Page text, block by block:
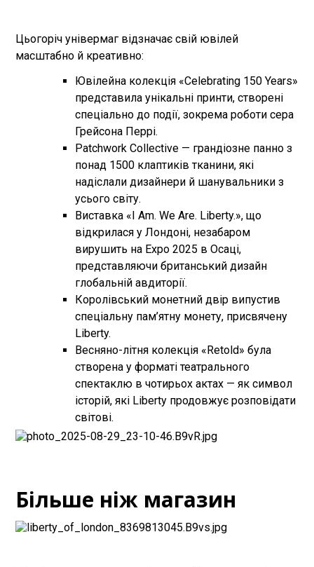
Цьогоріч універмаг відзначає свій ювілей
масштабно й креативно:
Ювілейна колекція «Celebrating 150 Years»
представила унікальні принти, створені
спеціально до події, зокрема роботи сера
Грейсона Перрі.
Patchwork Collective — грандіозне панно з
понад 1500 клаптиків тканини, які
надіслали дизайнери й шанувальники з
усього світу.
Виставка «I Am. We Are. Liberty.», що
відкрилася у Лондоні, незабаром
вирушить на Expo 2025 в Осаці,
представляючи британський дизайн
глобальній авдиторії.
Королівський монетний двір випустив
спеціальну пам’ятну монету, присвячену
Liberty.
Весняно-літня колекція «Retold» була
створена у форматі театрального
спектаклю в чотирьох актах — як символ
історій, які Liberty продовжує розповідати
світові.
Більше ніж магазин